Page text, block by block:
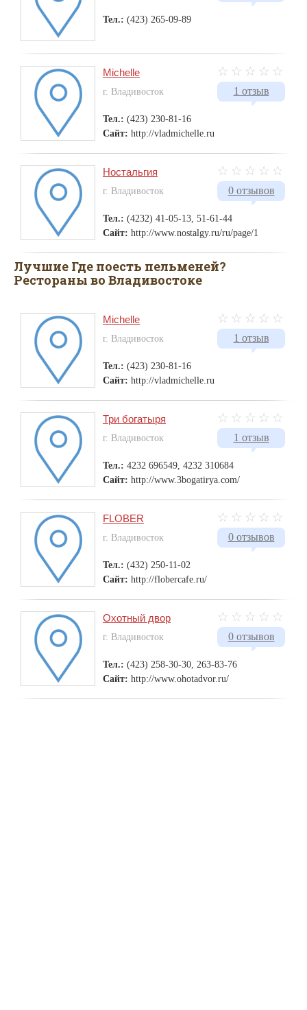
Тел.: (423) 265-09-89
1 отзыв
Michelle
г. Владивосток
Тел.: (423) 230-81-16
Сайт: http://vladmichelle.ru
0 отзывов
Ностальгия
г. Владивосток
Тел.: (4232) 41-05-13, 51-61-44
Сайт: http://www.nostalgy.ru/ru/page/1
Лучшие Где поесть пельменей?
Рестораны во Владивостоке
1 отзыв
Michelle
г. Владивосток
Тел.: (423) 230-81-16
Сайт: http://vladmichelle.ru
1 отзыв
Три богатыря
г. Владивосток
Тел.: 4232 696549, 4232 310684
Сайт: http://www.3bogatirya.com/
0 отзывов
FLOBER
г. Владивосток
Тел.: (432) 250-11-02
Сайт: http://flobercafe.ru/
0 отзывов
Охотный двор
г. Владивосток
Тел.: (423) 258-30-30, 263-83-76
Сайт: http://www.ohotadvor.ru/